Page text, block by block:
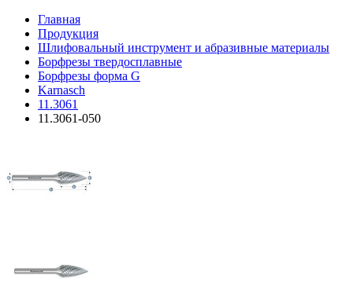
Главная
Продукция
Шлифовальный инструмент и абразивные материалы
Борфрезы твердосплавные
Борфрезы форма G
Karnasch
11.3061
11.3061-050